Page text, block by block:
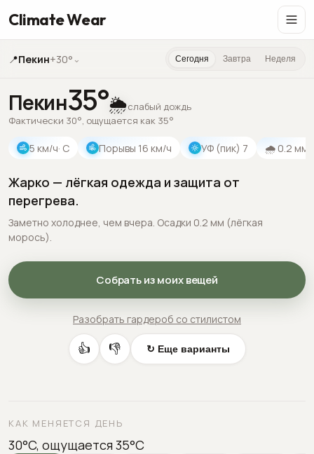
Climate Wear
📍Пекин+30° ⌄ Сегодня Завтра Неделя
Пекин35°🌦️слабый дождь
Фактически 30°, ощущается как 35°
5 км/ч· С Порывы 16 км/ч УФ (пик) 7 🌧 0.2 мм
Жарко — лёгкая одежда и защита от
перегрева.
Заметно холоднее, чем вчера. Осадки 0.2 мм (лёгкая
морось).
Собрать из моих вещей
Разобрать гардероб со стилистом
👍 👎 ↻ Еще варианты
КАК МЕНЯЕТСЯ ДЕНЬ
30°C, ощущается 35°C